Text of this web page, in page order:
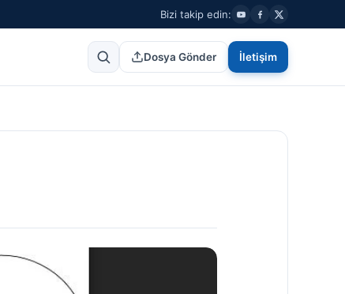
Bizi takip edin:
Dosya Gönder İletişim